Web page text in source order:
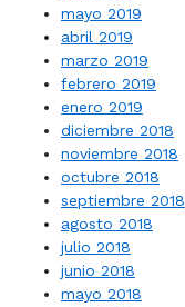
mayo 2019
abril 2019
marzo 2019
febrero 2019
enero 2019
diciembre 2018
noviembre 2018
octubre 2018
septiembre 2018
agosto 2018
julio 2018
junio 2018
mayo 2018